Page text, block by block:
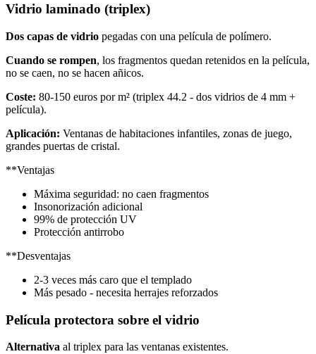
Vidrio laminado (triplex)
Dos capas de vidrio pegadas con una película de polímero.
Cuando se rompen, los fragmentos quedan retenidos en la película,
no se caen, no se hacen añicos.
Coste: 80-150 euros por m² (triplex 44.2 - dos vidrios de 4 mm +
película).
Aplicación: Ventanas de habitaciones infantiles, zonas de juego,
grandes puertas de cristal.
**Ventajas
Máxima seguridad: no caen fragmentos
Insonorización adicional
99% de protección UV
Protección antirrobo
**Desventajas
2-3 veces más caro que el templado
Más pesado - necesita herrajes reforzados
Película protectora sobre el vidrio
Alternativa al triplex para las ventanas existentes.